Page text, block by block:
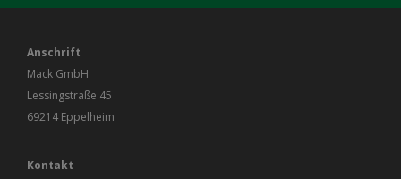
Anschrift
Mack GmbH
Lessingstraße 45
69214 Eppelheim
Kontakt